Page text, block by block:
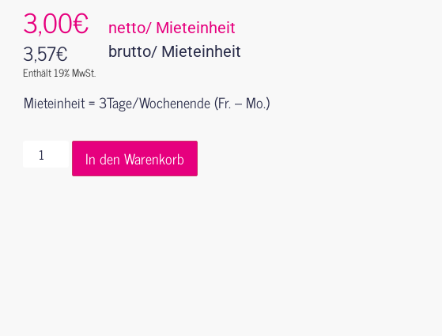
3,00€ netto/ Mieteinheit
3,57€
Enthält 19% MwSt.
brutto/ Mieteinheit
Mieteinheit = 3Tage/Wochenende (Fr. – Mo.)
In den Warenkorb